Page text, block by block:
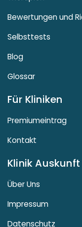
Bewertungen und
Selbsttests
Blog
Glossar
Für Kliniken
Premiumeintrag
Kontakt
Klinik Auskunft
Über Uns
Impressum
Datenschutz